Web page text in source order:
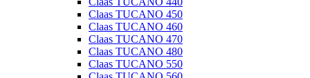
Claas TUCANO 450
Claas TUCANO 460
Claas TUCANO 470
Claas TUCANO 480
Claas TUCANO 550